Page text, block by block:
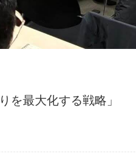
を最大化する戦略」